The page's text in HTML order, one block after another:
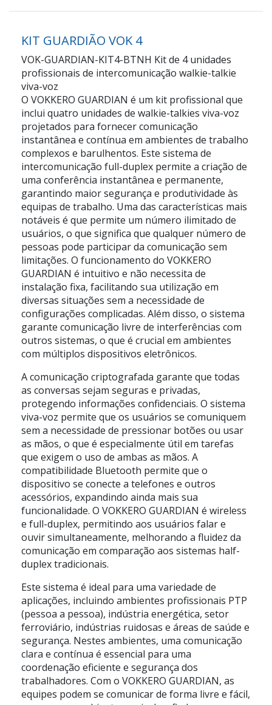
KIT GUARDIÃO VOK 4
VOK-GUARDIAN-KIT4-BTNH Kit de 4 unidades
profissionais de intercomunicação walkie-talkie
viva-voz
O VOKKERO GUARDIAN é um kit profissional que
inclui quatro unidades de walkie-talkies viva-voz
projetados para fornecer comunicação
instantânea e contínua em ambientes de trabalho
complexos e barulhentos. Este sistema de
intercomunicação full-duplex permite a criação de
uma conferência instantânea e permanente,
garantindo maior segurança e produtividade às
equipas de trabalho. Uma das características mais
notáveis é que permite um número ilimitado de
usuários, o que significa que qualquer número de
pessoas pode participar da comunicação sem
limitações. O funcionamento do VOKKERO
GUARDIAN é intuitivo e não necessita de
instalação fixa, facilitando sua utilização em
diversas situações sem a necessidade de
configurações complicadas. Além disso, o sistema
garante comunicação livre de interferências com
outros sistemas, o que é crucial em ambientes
com múltiplos dispositivos eletrônicos.
A comunicação criptografada garante que todas
as conversas sejam seguras e privadas,
protegendo informações confidenciais. O sistema
viva-voz permite que os usuários se comuniquem
sem a necessidade de pressionar botões ou usar
as mãos, o que é especialmente útil em tarefas
que exigem o uso de ambas as mãos. A
compatibilidade Bluetooth permite que o
dispositivo se conecte a telefones e outros
acessórios, expandindo ainda mais sua
funcionalidade. O VOKKERO GUARDIAN é wireless
e full-duplex, permitindo aos usuários falar e
ouvir simultaneamente, melhorando a fluidez da
comunicação em comparação aos sistemas half-
duplex tradicionais.
Este sistema é ideal para uma variedade de
aplicações, incluindo ambientes profissionais PTP
(pessoa a pessoa), indústria energética, setor
ferroviário, indústrias ruidosas e áreas de saúde e
segurança. Nestes ambientes, uma comunicação
clara e contínua é essencial para uma
coordenação eficiente e segurança dos
trabalhadores. Com o VOKKERO GUARDIAN, as
equipes podem se comunicar de forma livre e fácil,